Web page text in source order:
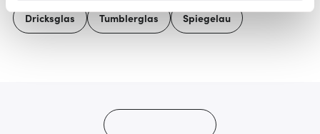
Vi använder cookies för att innehållet och annonserna
Dricksglas Tumblerglas Spiegelau